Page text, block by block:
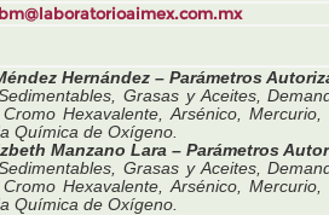
Hernández – Parámetros
Grasas y Aceites,
Cromo Hexavalente, Arsénico,
Química de Oxígeno.
Manzano Lara – Parámetros
Grasas y Aceites,
Cromo Hexavalente, Arsénico,
Química de Oxígeno.